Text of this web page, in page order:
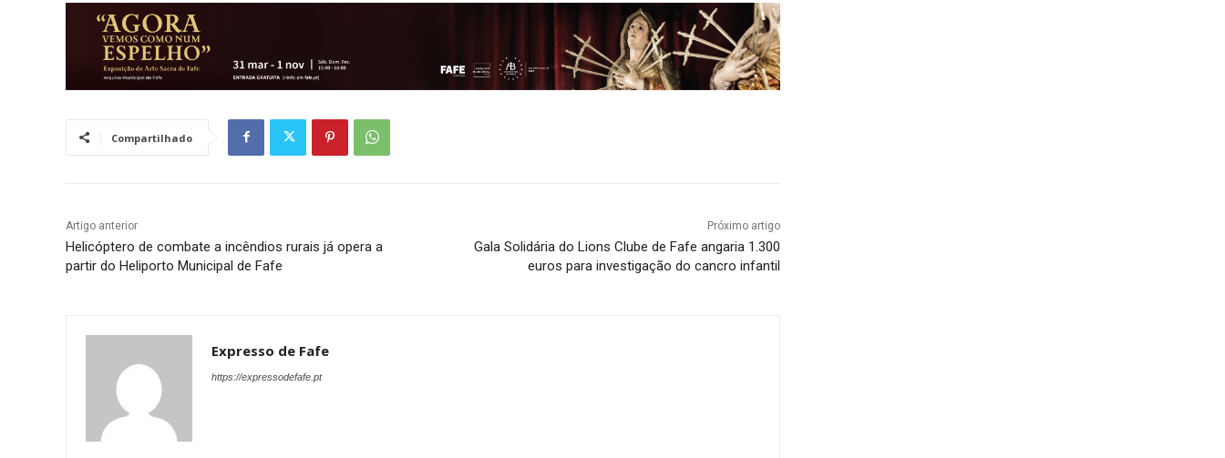
Compartilhado
Artigo anterior
Helicóptero de combate a incêndios rurais já opera a
partir do Heliporto Municipal de Fafe
Próximo artigo
Gala Solidária do Lions Clube de Fafe angaria 1.300
euros para investigação do cancro infantil
Expresso de Fafe
https://expressodefafe.pt